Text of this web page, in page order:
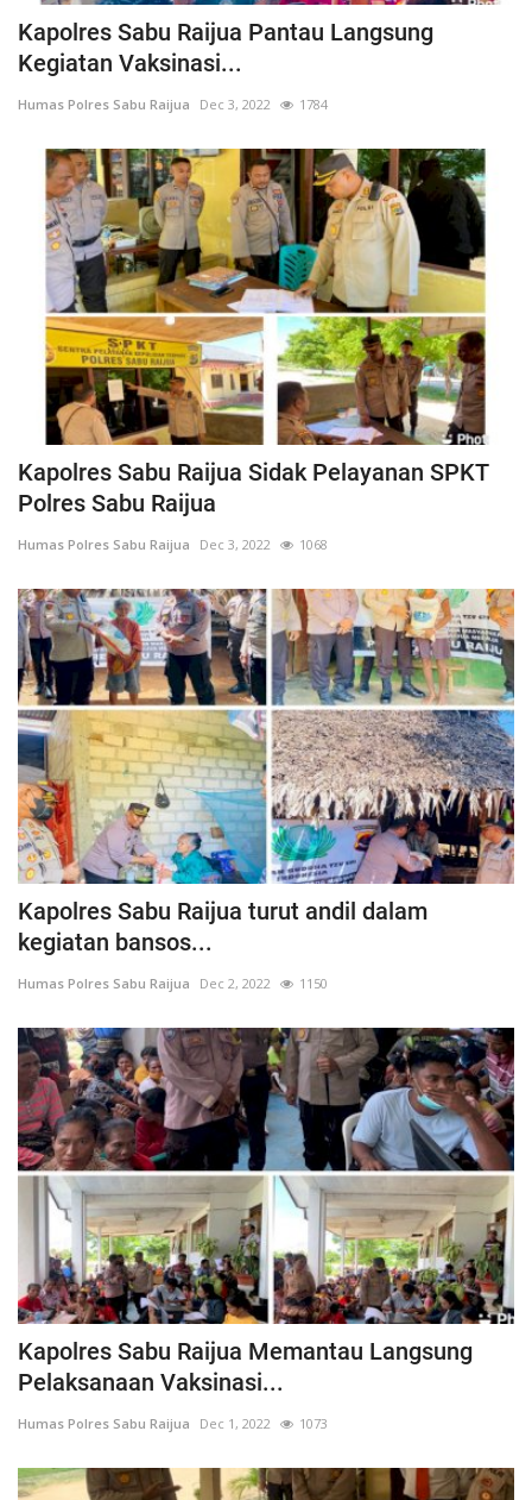
Kapolres Sabu Raijua Pantau Langsung
Kegiatan Vaksinasi...
Humas Polres Sabu Raijua Dec 3, 2022 1784
Kapolres Sabu Raijua Sidak Pelayanan SPKT
Polres Sabu Raijua
Humas Polres Sabu Raijua Dec 3, 2022 1068
Kapolres Sabu Raijua turut andil dalam
kegiatan bansos...
Humas Polres Sabu Raijua Dec 2, 2022 1150
Kapolres Sabu Raijua Memantau Langsung
Pelaksanaan Vaksinasi...
Humas Polres Sabu Raijua Dec 1, 2022 1073